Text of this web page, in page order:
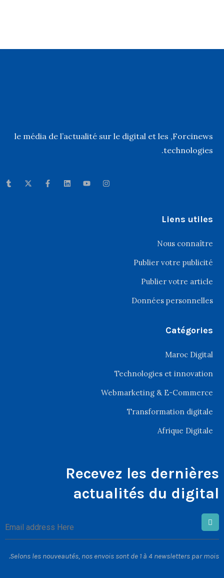
Forcinews
, le média de l’actualité sur le digital et les
technologies.
Liens utiles
Nous connaître
Publier votre publicité
Publier votre article
Données personnelles
Catégories
Maroc Digital
Technologies et innovation
Webmarketing & E-Commerce
Transformation digitale
Afrique Digitale
Recevez les dernières
actualités du digital
Selons les nouveautés, nos envois sont de 1 à 4 newsletters par mois.